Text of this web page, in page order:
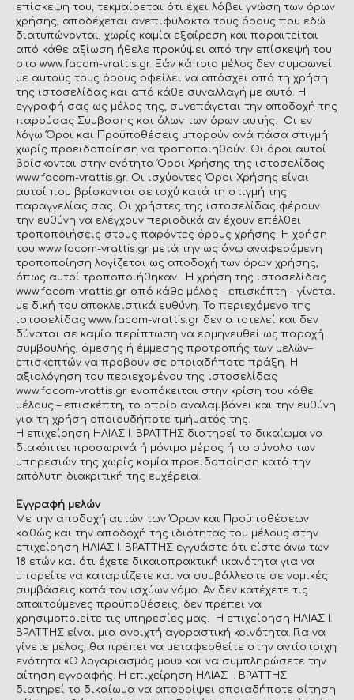
επίσκεψη του, τεκμαίρεται ότι έχει λάβει γνώση των όρων
χρήσης, αποδέχεται ανεπιφύλακτα τους όρους που εδώ
διατυπώνονται, χωρίς καμία εξαίρεση και παραιτείται
από κάθε αξίωση ήθελε προκύψει από την επίσκεψή του
στο www.facom-vrattis.gr. Εάν κάποιο μέλος δεν συμφωνεί
με αυτούς τους όρους οφείλει να απόσχει από τη χρήση
της ιστοσελίδας και από κάθε συναλλαγή με αυτό. Η
εγγραφή σας ως μέλος της, συνεπάγεται την αποδοχή της
παρούσας Σύμβασης και όλων των όρων αυτής. Οι εν
λόγω Όροι και Προϋποθέσεις μπορούν ανά πάσα στιγμή
χωρίς προειδοποίηση να τροποποιηθούν. Οι όροι αυτοί
βρίσκονται στην ενότητα Όροι Χρήσης της ιστοσελίδας
www.facom-vrattis.gr. Οι ισχύοντες Όροι Χρήσης είναι
αυτοί που βρίσκονται σε ισχύ κατά τη στιγμή της
παραγγελίας σας. Οι χρήστες της ιστοσελίδας φέρουν
την ευθύνη να ελέγχουν περιοδικά αν έχουν επέλθει
τροποποιήσεις στους παρόντες όρους χρήσης. Η χρήση
του www.facom-vrattis.gr μετά την ως άνω αναφερόμενη
τροποποίηση λογίζεται ως αποδοχή των όρων χρήσης,
όπως αυτοί τροποποιήθηκαν. Η χρήση της ιστοσελίδας
www.facom-vrattis.gr από κάθε μέλος – επισκέπτη - γίνεται
με δική του αποκλειστικά ευθύνη. Το περιεχόμενο της
ιστοσελίδας www.facom-vrattis.gr δεν αποτελεί και δεν
δύναται σε καμία περίπτωση να ερμηνευθεί ως παροχή
συμβουλής, άμεσης ή έμμεσης προτροπής των μελών–
επισκεπτών να προβούν σε οποιαδήποτε πράξη. Η
αξιολόγηση του περιεχομένου της ιστοσελίδας
www.facom-vrattis.gr εναπόκειται στην κρίση του κάθε
μέλους – επισκέπτη, το οποίο αναλαμβάνει και την ευθύνη
για τη χρήση οποιουδήποτε τμήματός της.
Η επιχείρηση ΗΛΙΑΣ Ι. ΒΡΑΤΤΗΣ διατηρεί το δικαίωμα να
διακόπτει προσωρινά ή μόνιμα μέρος ή το σύνολο των
υπηρεσιών της χωρίς καμία προειδοποίηση κατά την
απόλυτη διακριτική της ευχέρεια.
Εγγραφή μελών
Με την αποδοχή αυτών των Όρων και Προϋποθέσεων
καθώς και την αποδοχή της ιδιότητας του μέλους στην
επιχείρηση ΗΛΙΑΣ Ι. ΒΡΑΤΤΗΣ εγγυάστε ότι είστε άνω των
18 ετών και ότι έχετε δικαιοπρακτική ικανότητα για να
μπορείτε να καταρτίζετε και να συμβάλλεστε σε νομικές
συμβάσεις κατά τον ισχύων νόμο. Αν δεν κατέχετε τις
απαιτούμενες προϋποθέσεις, δεν πρέπει να
χρησιμοποιείτε τις υπηρεσίες μας. Η επιχείρηση ΗΛΙΑΣ Ι.
ΒΡΑΤΤΗΣ είναι μια ανοιχτή αγοραστική κοινότητα. Για να
γίνετε μέλος, θα πρέπει να μεταφερθείτε στην αντίστοιχη
ενότητα «Ο λογαριασμός μου» και να συμπληρώσετε την
αίτηση εγγραφής. Η επιχείρηση ΗΛΙΑΣ Ι. ΒΡΑΤΤΗΣ
διατηρεί το δικαίωμα να απορρίψει οποιαδήποτε αίτηση